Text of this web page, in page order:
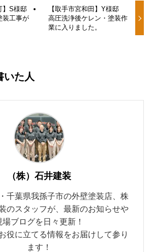
】S様邸
装工事が
【取手市宮和田】Y様邸
高圧洗浄後ケレン・塗装作
業に入りました。
いた人
（株）石井建装
千葉県我孫子市の外壁塗装店、株
のスタッフが、最新のお知らせや
場ブログを日々更新！
役に立てる情報をお届けして参り
ます！